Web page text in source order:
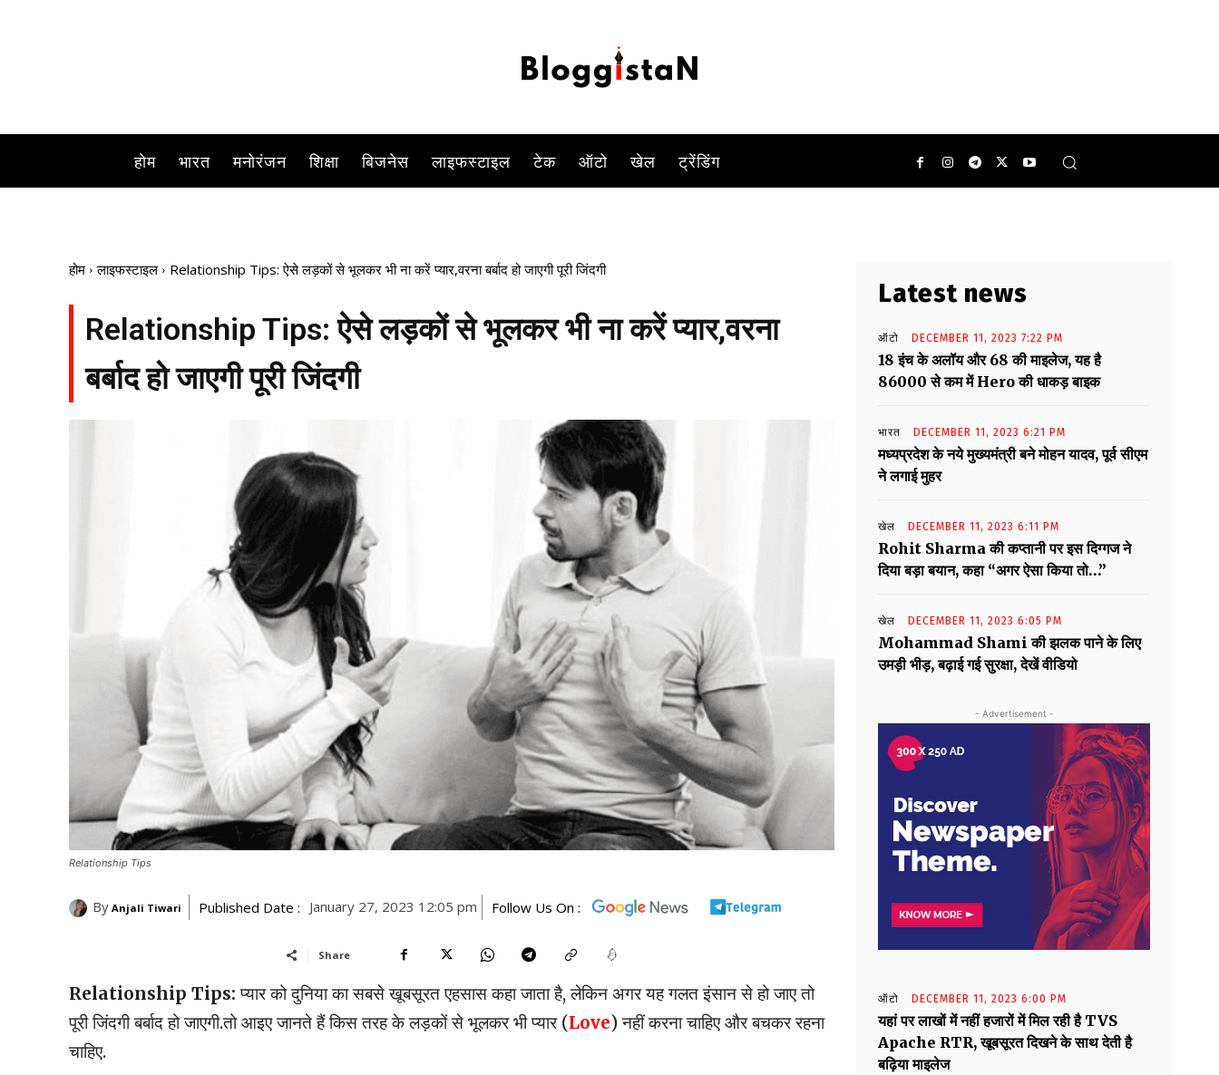
होम भारत मनोरंजन शिक्षा बिजनेस लाइफस्टाइल टेक ऑटो खेल ट्रेंडिंग
होम लाइफस्टाइल Relationship Tips: ऐसे लड़कों से भूलकर भी ना करें प्यार,वरना बर्बाद हो जाएगी पूरी जिंदगी
Relationship Tips: ऐसे लड़कों से भूलकर भी ना करें प्यार,वरना
बर्बाद हो जाएगी पूरी जिंदगी
Relationship Tips
By Anjali Tiwari Published Date : January 27, 2023 12:05 pm Follow Us On :
Share
Relationship Tips:प्यार को दुनिया का सबसे खूबसूरत एहसास कहा जाता है, लेकिन अगर यह गलत इंसान से हो जाए तो
पूरी जिंदगी बर्बाद हो जाएगी.तो आइए जानते हैं किस तरह के लड़कों से भूलकर भी प्यार (Love) नहीं करना चाहिए और बचकर रहना
चाहिए.
Latest news
ऑटो DECEMBER 11, 2023 7:22 PM
18 इंच के अलॉय और 68 की माइलेज, यह है
86000 से कम में Hero की धाकड़ बाइक
भारत DECEMBER 11, 2023 6:21 PM
मध्यप्रदेश के नये मुख्यमंत्री बने मोहन यादव, पूर्व सीएम
ने लगाई मुहर
खेल DECEMBER 11, 2023 6:11 PM
Rohit Sharma की कप्तानी पर इस दिग्गज ने
दिया बड़ा बयान, कहा “अगर ऐसा किया तो…”
खेल DECEMBER 11, 2023 6:05 PM
Mohammad Shami की झलक पाने के लिए
उमड़ी भीड़, बढ़ाई गई सुरक्षा, देखें वीडियो
- Advertisement -
ऑटो DECEMBER 11, 2023 6:00 PM
यहां पर लाखों में नहीं हजारों में मिल रही है TVS
Apache RTR, खूबसूरत दिखने के साथ देती है
बढ़िया माइलेज